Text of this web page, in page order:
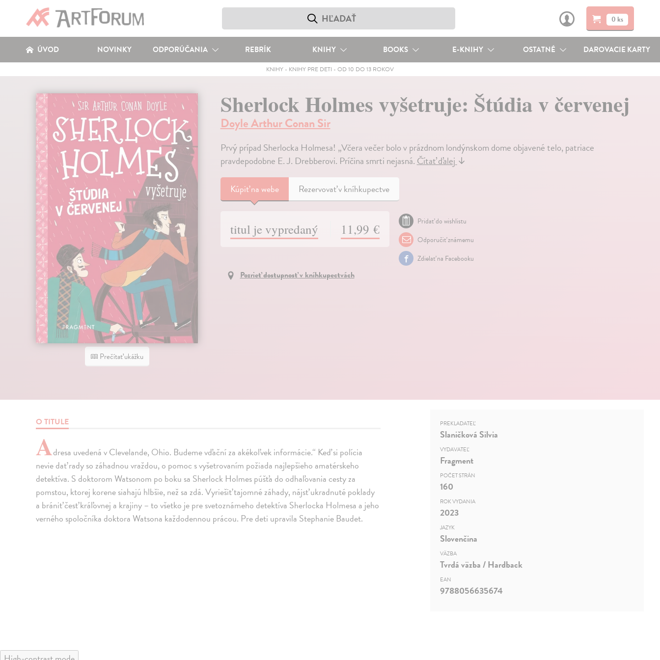
0 ks
ÚVOD NOVINKY ODPORÚČANIA REBRÍK KNIHY BOOKS E-KNIHY OSTATNÉ DAROVACIE KARTY
KNIHY- KNIHY PRE DETI - OD 10 DO 13 ROKOV
Prečítať ukážku
Sherlock Holmes vyšetruje: Štúdia v červenej
Doyle Arthur Conan Sir
Prvý prípad Sherlocka Holmesa! „Včera večer bolo v prázdnom londýnskom dome objavené telo, patriace
pravdepodobne E. J. Drebberovi. Príčina smrti nejasná.Čítať ďalej↓
Kúpiťna webe Rezervovať v kníhkupectve
titul je vypredaný 11,99 €
Pridať do wishlistu
Odporučiť známemu
Zdielať na Facebooku
Pozrieť dostupnosť v kníhkupectvách
O TITULE
Adresa uvedená v Clevelande, Ohio. Budeme vďační za akékoľvek informácie.“ Keď si polícia
nevie dať rady so záhadnou vraždou, o pomoc s vyšetrovaním požiada najlepšieho amatérskeho
detektíva. S doktorom Watsonom po boku sa Sherlock Holmes púšťa do odhaľovania cesty za
pomstou, ktorej korene siahajú hlbšie, než sa zdá. Vyriešiť tajomné záhady, nájsť ukradnuté poklady
a brániť česť kráľovnej a krajiny – to všetko je pre svetoznámeho detektíva Sherlocka Holmesa a jeho
verného spoločníka doktora Watsona každodennou prácou. Pre deti upravila Stephanie Baudet.
PREKLADATEĽ
Slaničková Silvia
VYDAVATEĽ
Fragment
POČET STRÁN
160
ROK VYDANIA
2023
JAZYK
Slovenčina
VÄZBA
Tvrdá väzba / Hardback
EAN
9788056635674